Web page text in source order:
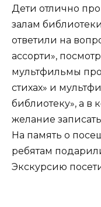
Дети отлично
залам
ответили на
ассорти»,
мультфильмы
стихах» и
библиотеку», а в
желание
На память о
ребятам
Экскурсию